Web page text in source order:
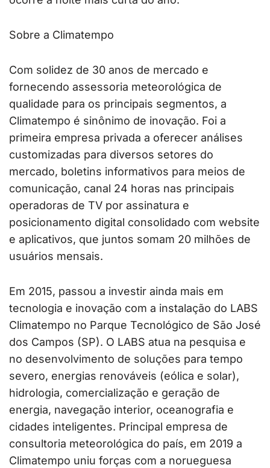
Sobre a Climatempo
Com solidez de 30 anos de mercado e
fornecendo assessoria meteorológica de
qualidade para os principais segmentos, a
Climatempo é sinônimo de inovação. Foi a
primeira empresa privada a oferecer análises
customizadas para diversos setores do
mercado, boletins informativos para meios de
comunicação, canal 24 horas nas principais
operadoras de TV por assinatura e
posicionamento digital consolidado com website
e aplicativos, que juntos somam 20 milhões de
usuários mensais.
Em 2015, passou a investir ainda mais em
tecnologia e inovação com a instalação do LABS
Climatempo no Parque Tecnológico de São José
dos Campos (SP). O LABS atua na pesquisa e
no desenvolvimento de soluções para tempo
severo, energias renováveis (eólica e solar),
hidrologia, comercialização e geração de
energia, navegação interior, oceanografia e
cidades inteligentes. Principal empresa de
consultoria meteorológica do país, em 2019 a
Climatempo uniu forças com a norueguesa